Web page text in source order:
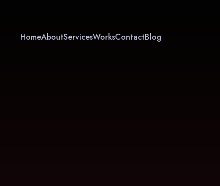
HomeAboutServicesWorksContactBlog